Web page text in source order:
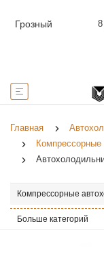
Грозный
Главная
Компрессорные
Компрессорные
Больше категорий